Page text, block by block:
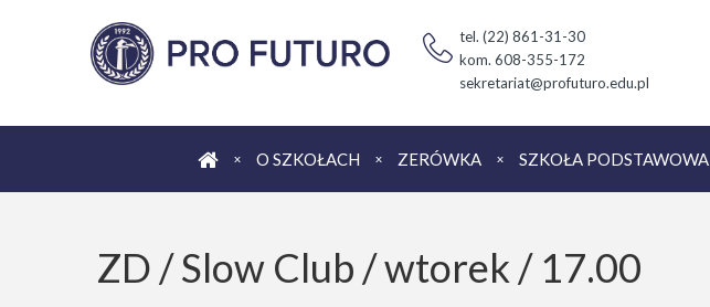
tel. (22) 861-31-30
kom. 608-355-172
sekretariat@profuturo.edu.pl
Strona głównaO SZKOŁACH ZERÓWKA SZKOŁA PODSTAWOWA
ZD / Slow Club / wtorek / 17.00